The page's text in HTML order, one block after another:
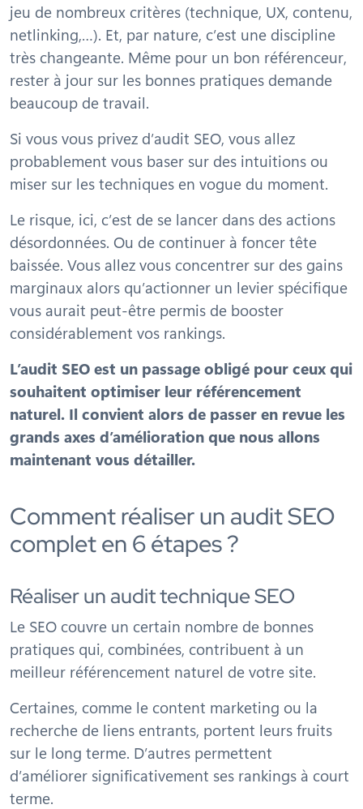
jeu de nombreux critères (technique, UX, contenu,
netlinking,…). Et, par nature, c’est une discipline
très changeante. Même pour un bon référenceur,
rester à jour sur les bonnes pratiques demande
beaucoup de travail.
Si vous vous privez d’audit SEO, vous allez
probablement vous baser sur des intuitions ou
miser sur les techniques en vogue du moment.
Le risque, ici, c’est de se lancer dans des actions
désordonnées. Ou de continuer à foncer tête
baissée. Vous allez vous concentrer sur des gains
marginaux alors qu’actionner un levier spécifique
vous aurait peut-être permis de booster
considérablement vos rankings.
L’audit SEO est un passage obligé pour ceux qui
souhaitent optimiser leur référencement
naturel. Il convient alors de passer en revue les
grands axes d’amélioration que nous allons
maintenant vous détailler.
Comment réaliser un audit SEO
complet en 6 étapes ?
Réaliser un audit technique SEO
Le SEO couvre un certain nombre de bonnes
pratiques qui, combinées, contribuent à un
meilleur référencement naturel de votre site.
Certaines, comme le content marketing ou la
recherche de liens entrants, portent leurs fruits
sur le long terme. D’autres permettent
d’améliorer significativement ses rankings à court
terme.